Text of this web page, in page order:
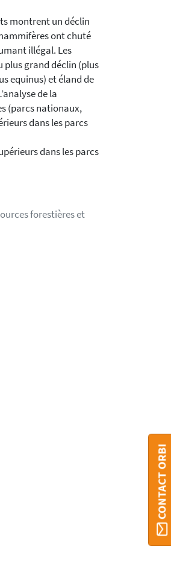
montrent un déclin
ont chuté
illégal. Les
plus grand déclin (plus
equinus) et éland de
de la
(parcs nationaux,
dans les parcs
dans les parcs
forestières et
CONTACT ORBI